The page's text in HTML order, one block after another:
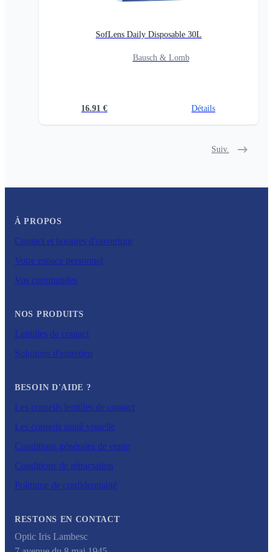
SofLens Daily Disposable 30L
Bausch & Lomb
16.91 € Détails
Suiv.
À PROPOS
Contact et horaires d'ouverture
Votre espace personnel
Vos commandes
NOS PRODUITS
Lentilles de contact
Solutions d'entretien
BESOIN D'AIDE ?
Les conseils lentilles de contact
Les conseils santé visuelle
Conditions générales de vente
Conditions de rétractation
Politique de confidentialité
RESTONS EN CONTACT
Optic Iris Lambesc